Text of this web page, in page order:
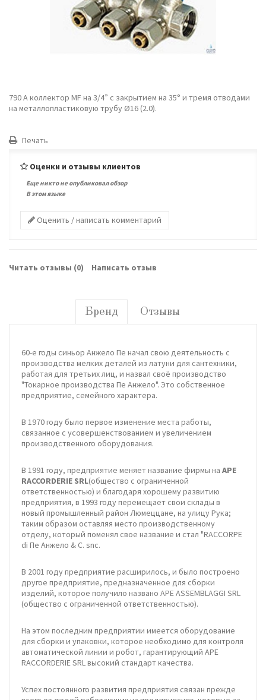
790 A коллектор MF на 3/4” с закрытием на 35° и тремя отводами
на металлопластиковую трубу Ø16 (2.0).
Печать
Оценки и отзывы клиентов
Еще никто не опубликовал обзор
В этом языке
Оценить / написать комментарий
Читать отзывы (0) Написать отзыв
Бренд Отзывы
60-е годы синьор Анжело Пе начал свою деятельность с
производства мелких деталей из латуни для сантехники,
работая для третьих лиц, и назвал своё производство
"Токарное производства Пе Анжело". Это собственное
предприятие, семейного характера.
В 1970 году было первое изменение места работы,
связанное с усовершенствованием и увеличением
производственного оборудования.
В 1991 году, предприятие меняет название фирмы на APE
RACCORDERIE SRL(общество с ограниченной
ответственностью) и благодаря хорошему развитию
предприятия, в 1993 году перемещает свои склады в
новый промышленный район Люмеццане, на улицу Рука;
таким образом оставляя место производственному
отделу, который поменял свое название и стал "RACCORPE
di Пе Анжело & C. snc.
В 2001 году предприятие расширилось, и было построено
другое предприятие, предназначенное для сборки
изделий, которое получило названо APE ASSEMBLAGGI SRL
(общество с ограниченной ответственностью).
На этом последним предприятии имеется оборудование
для сборки и упаковки, которое необходимо для контроля
автоматической линии и робот, гарантирующий APE
RACCORDERIE SRL высокий стандарт качества.
Успех постоянного развития предприятия связан прежде